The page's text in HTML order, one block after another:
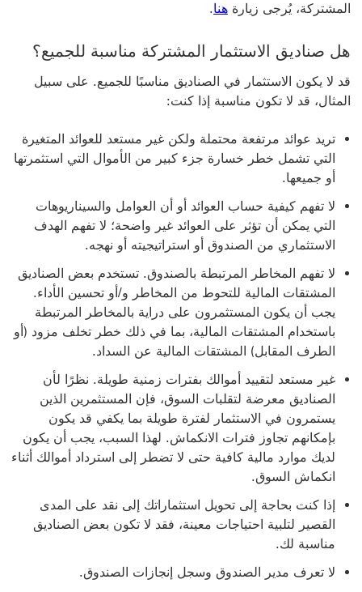
المشتركة، يُرجى زيارة هنا.
هل صناديق الاستثمار المشتركة مناسبة للجميع؟
قد لا يكون الاستثمار في الصناديق مناسبًا للجميع. على سبيل
المثال، قد لا تكون مناسبة إذا كنت:
تريد عوائد مرتفعة محتملة ولكن غير مستعد للعوائد المتغيرة
التي تشمل خطر خسارة جزء كبير من الأموال التي استثمرتها
أو جميعها.
لا تفهم كيفية حساب العوائد أو أن العوامل والسيناريوهات
التي يمكن أن تؤثر على العوائد غير واضحة؛ لا تفهم الهدف
الاستثماري من الصندوق أو استراتيجيته أو نهجه.
لا تفهم المخاطر المرتبطة بالصندوق. تستخدم بعض الصناديق
المشتقات المالية للتحوط من المخاطر و/أو تحسين الأداء.
يجب أن يكون المستثمرون على دراية بالمخاطر المرتبطة
باستخدام المشتقات المالية، بما في ذلك خطر تخلف مزود (أو
الطرف المقابل) المشتقات المالية عن السداد.
غير مستعد لتقييد أموالك بفترات زمنية طويلة. نظرًا لأن
الصناديق معرضة لتقلبات السوق، فإن المستثمرين الذين
يستمرون في الاستثمار لفترة طويلة بما يكفي قد يكون
بإمكانهم تجاوز فترات الانكماش. لهذا السبب، يجب أن يكون
لديك موارد مالية كافية حتى لا تضطر إلى استرداد أموالك أثناء
انكماش السوق.
إذا كنت بحاجة إلى تحويل استثماراتك إلى نقد على المدى
القصير لتلبية احتياجات معينة، فقد لا تكون بعض الصناديق
مناسبة لك.
لا تعرف مدير الصندوق وسجل إنجازات الصندوق.